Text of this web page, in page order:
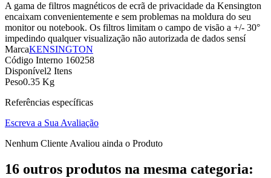
A gama de filtros magnéticos de ecrã de privacidade da Kensington
encaixam convenientemente e sem problemas na moldura do seu
monitor ou notebook. Os filtros limitam o campo de visão a +/- 30°
impedindo qualquer visualização não autorizada de dados sensí
MarcaKENSINGTON
Código Interno 160258
Disponível2 Itens
Peso0.35 Kg
Referências específicas
Escreva a Sua Avaliação
Nenhum Cliente Avaliou ainda o Produto
16 outros produtos na mesma categoria: